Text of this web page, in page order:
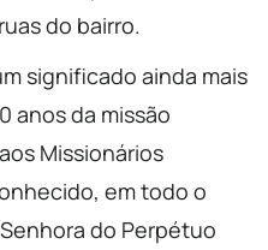
do bairro.
significado ainda mais
anos da missão
Missionários
em todo o
do Perpétuo